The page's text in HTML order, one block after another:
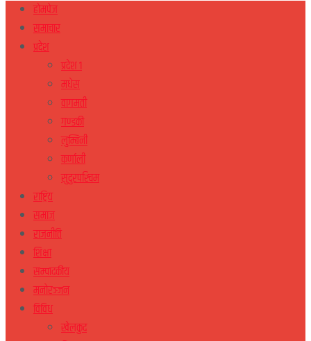
होमपेज
समाचार
प्रदेश
प्रदेश १
मधेस
वागमती
गण्डकी
लुम्बिनी
कर्णाली
सुदुरपस्चिम
राष्ट्रिय
समाज
राजनीति
शिक्षा
सम्पादकीय
मनोरञ्जन
विविध
खेलकुद